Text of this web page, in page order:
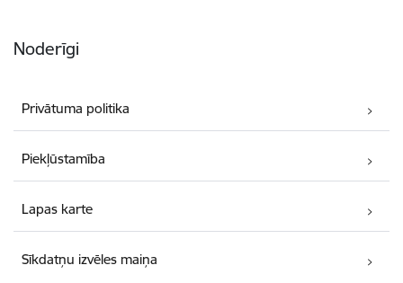
Noderīgi
Privātuma politika
Piekļūstamība
Lapas karte
Sīkdatņu izvēles maiņa